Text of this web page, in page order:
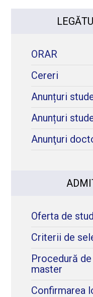
ORAR
Cereri
Anunțuri
Anunțuri
Anunţuri
Oferta de
Criterii de
Procedură
master
Confirmarea